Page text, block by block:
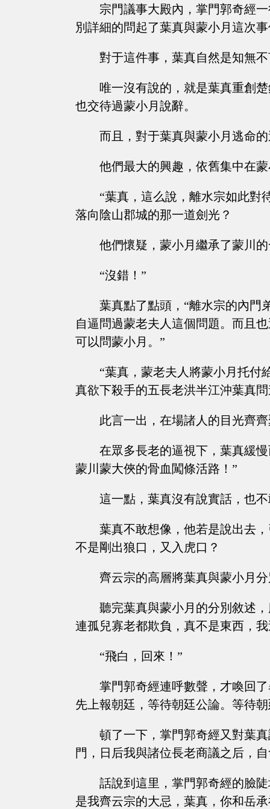
宗門議事大殿內，掌門郭奇經
別詳細的問起了葉真與蒙小月這次
對于這件事，葉真自然是知無
唯一沒有說的，就是葉真重創
也交待過蒙小月說辭。
而且，對于葉真與蒙小月逃命
他們最大的興趣，依舊集中在
“葉真，這么說，離水宗如此對
落向陰山郡城的那一道劍光？
他們懷疑，蒙小月繼承了蒙川
“沒錯！”
葉真點了點頭，“離水宗的內門
自逼問過蒙老夫人這個問題。而且
可以問蒙小月。”
“葉真，蒙老夫人將蒙小月托付
真欲下殺手的五長老洪半江沖葉真
此言一出，在場諸人的目光齊
在眾多長老的逼視下，葉真緩
蒙川蒙大俠的骨血闖條活路！”
這一點，葉真沒有說實話，也
葉真不敢想像，他若是說出去
不是剛出狼口，又入虎口？
齊云宗的高層將葉真與蒙小月
聽完葉真與蒙小月的分別敘述
連孤兒寡老都欺負，真不是東西，
“飛白，回來！”
掌門郭奇經連呼數聲，才喚回
先上報朝廷，等待朝廷公論。等待
頓了一下，掌門郭奇經又對葉
門，日后我與諸位長老商議之后，
話說到這里，掌門郭奇經的臉
是我齊云宗的大忌，葉真，你和岳